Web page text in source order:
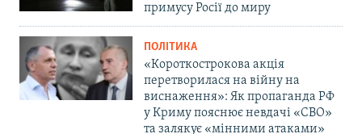
примусу Росії до миру
ПОЛІТИКА
«Короткострокова акція
перетворилася на війну на
виснаження»: Як пропаганда РФ
у Криму пояснює невдачі «СВО»
та залякує «мінними атаками»